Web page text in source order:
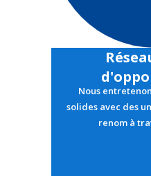
Nous
solides avec des
renom à